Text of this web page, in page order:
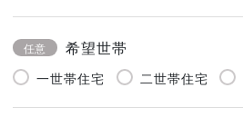
任意 希望世帯
一世帯住宅 二世帯住宅